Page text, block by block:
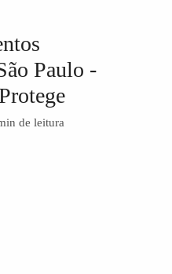
Paulo -
de leitura